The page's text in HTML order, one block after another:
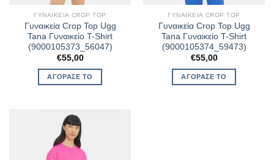
ΓΥΝΑΙΚΕΊΑ CROP TOP
Γυναικεία Crop Top Ugg
Tana Γυναικείο T-Shirt
(9000105373_56047)
€55,00
ΑΓΌΡΑΣΈ ΤΟ
ΓΥΝΑΙΚΕΊΑ CROP TOP
Γυναικεία Crop Top Ugg
Tana Γυναικείο T-Shirt
(9000105374_59473)
€55,00
ΑΓΌΡΑΣΈ ΤΟ